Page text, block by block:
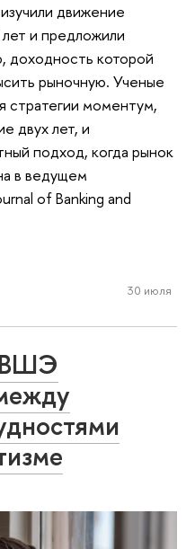
движение
и предложили
доходность которой
рыночную. Ученые
стратегии моментум,
двух лет, и
подход, когда рынок
в ведущем
of Banking and
30 июля
ВШЭ